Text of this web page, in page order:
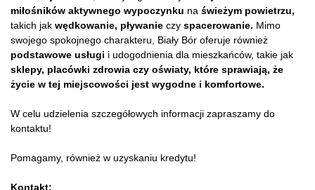
miłośników aktywnego wypoczynku na świeżym powietrzu,
takich jak wędkowanie, pływanie czy spacerowanie. Mimo
swojego spokojnego charakteru, Biały Bór oferuje również
podstawowe usługi i udogodnienia dla mieszkańców, takie jak
sklepy, placówki zdrowia czy oświaty, które sprawiają, że
życie w tej miejscowości jest wygodne i komfortowe.
W celu udzielenia szczegółowych informacji zapraszamy do
kontaktu!
Pomagamy, również w uzyskaniu kredytu!
Kontakt: